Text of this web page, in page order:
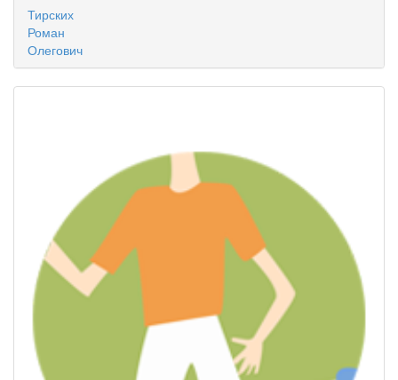
Тирских
Роман
Олегович